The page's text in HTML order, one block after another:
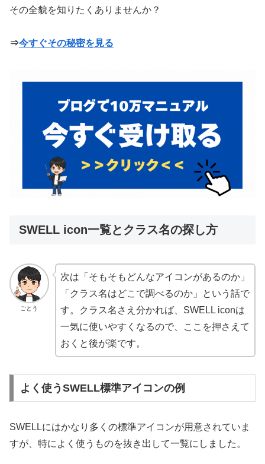
その全貌を知りたくありませんか？
⇒今すぐその秘密を見る
SWELL icon一覧とクラス名の探し方
ごとう
次は「そもそもどんなアイコンがあるのか」
「クラス名はどこで調べるのか」という話で
す。クラス名さえ分かれば、SWELL iconは
一気に使いやすくなるので、ここを押さえて
おくと後が楽です。
よく使うSWELL標準アイコンの例
SWELLにはかなり多くの標準アイコンが用意されていま
すが、特によく使うものを抜き出して一覧にしました。